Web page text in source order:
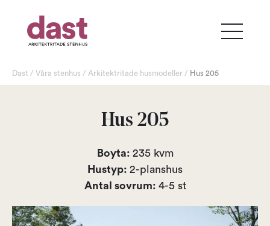
Dast / Våra stenhus / Arkitektritade husmodeller / Hus 205
Hus 205
Boyta: 235kvm
Hustyp: 2-planshus
Antal sovrum: 4-5st